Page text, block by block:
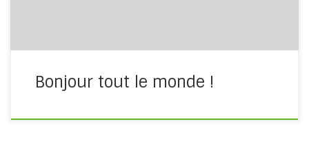
Bonjour tout le monde !